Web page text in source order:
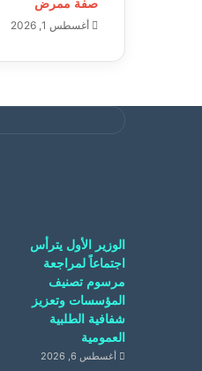
صفة ممرض
أغسطس 1, 2026
الوزير الأول يترأس
اجتماعاً لمراجعة
مرسوم تصنيف
المؤسسات وتعزيز
شفافية الطلبية
العمومية
أغسطس 6, 2026